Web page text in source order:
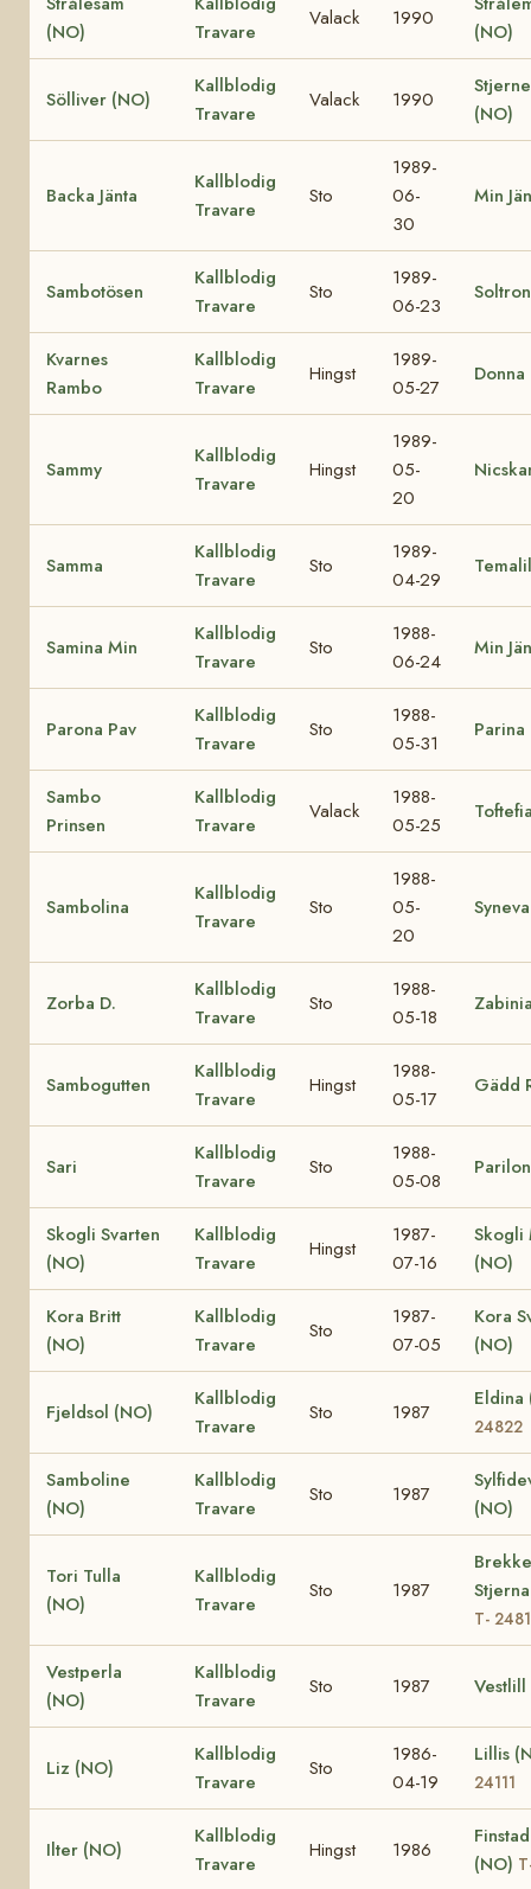
(NO)
Travare
Valack 1990
(NO)
Sölliver (NO)
Kallblodig
Travare
Valack 1990
(NO)
Backa Jänta
Kallblodig
Travare
Sto
1989-
06-
30
Min
Sambotösen
Kallblodig
Travare
Sto
1989-
06-23
Kvarnes
Rambo
Kallblodig
Travare
Hingst
1989-
05-27
Sammy
Kallblodig
Travare
Hingst
1989-
05-
20
Samma
Kallblodig
Travare
Sto
1989-
04-29
Samina Min
Kallblodig
Travare
Sto
1988-
06-24
Min
Parona Pav
Kallblodig
Travare
Sto
1988-
05-31
Parina
Sambo
Prinsen
Kallblodig
Travare
Valack
1988-
05-25
Sambolina
Kallblodig
Travare
Sto
1988-
05-
20
Syneva
Zorba D.
Kallblodig
Travare
Sto
1988-
05-18
Sambogutten
Kallblodig
Travare
Hingst
1988-
05-17
Gädd
Sari
Kallblodig
Travare
Sto
1988-
05-08
Skogli Svarten
(NO)
Kallblodig
Travare
Hingst
1987-
07-16
Skogli
(NO)
Kora Britt
(NO)
Kallblodig
Travare
Sto
1987-
07-05
Kora
(NO)
Fjeldsol (NO)
Kallblodig
Travare
Sto 1987
24822
Samboline
(NO)
Kallblodig
Travare
Sto 1987
(NO)
Tori Tulla
(NO)
Kallblodig
Travare
Sto 1987
Brekke
T-
Vestperla
(NO)
Kallblodig
Travare
Sto 1987
Liz (NO)
Kallblodig
Travare
Sto
1986-
04-19
Lillis
24111
Ilter (NO)
Kallblodig
Travare
Hingst 1986
(NO)